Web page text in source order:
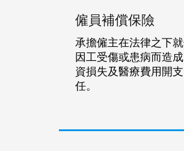
僱員補償保險
承擔僱主在法律之下
因工受傷或患病而造
資損失及醫療費用開
任。